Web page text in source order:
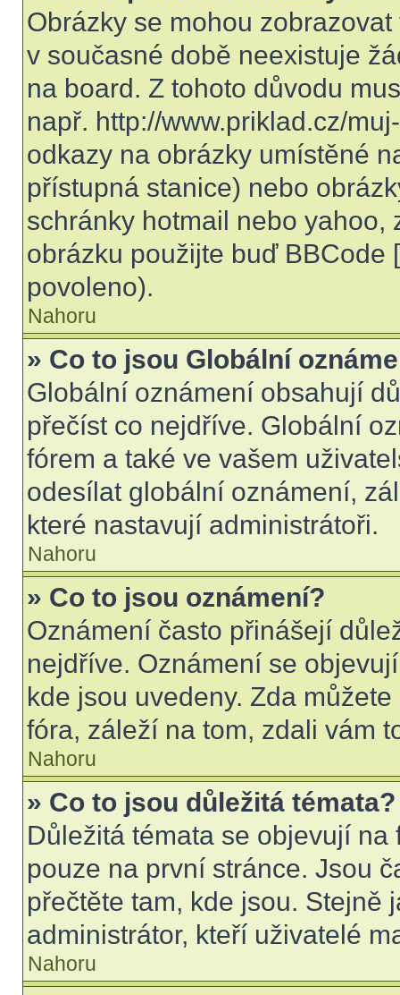
Obrázky se mohou
v současné době neexistuje
na board. Z tohoto důvodu
např. http://www.priklad.cz/
odkazy na obrázky umístěné
přístupná stanice) nebo
schránky hotmail nebo yahoo,
obrázku použijte buď BBCode
povoleno).
Nahoru
» Co to jsou Globální
Globální oznámení obsahují
přečíst co nejdříve. Globální
fórem a také ve vašem
odesílat globální oznámení,
které nastavují administrátoři.
Nahoru
» Co to jsou oznámení?
Oznámení často přinášejí
nejdříve. Oznámení se
kde jsou uvedeny. Zda
fóra, záleží na tom, zdali vám
Nahoru
» Co to jsou důležitá témata?
Důležitá témata se objevují
pouze na první stránce. Jsou
přečtěte tam, kde jsou. Stejně
administrátor, kteří uživatelé
Nahoru